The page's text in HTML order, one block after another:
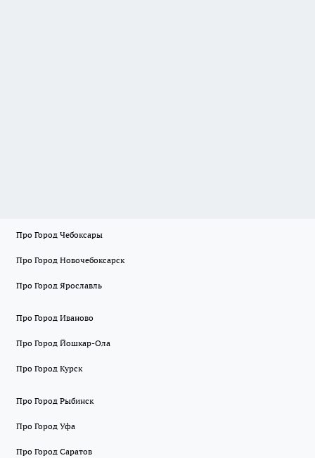
Про Город Чебоксары
Про Город Новочебоксарск
Про Город Ярославль
Про Город Иваново
Про Город Йошкар-Ола
Про Город Курск
Про Город Рыбинск
Про Город Уфа
Про Город Саратов